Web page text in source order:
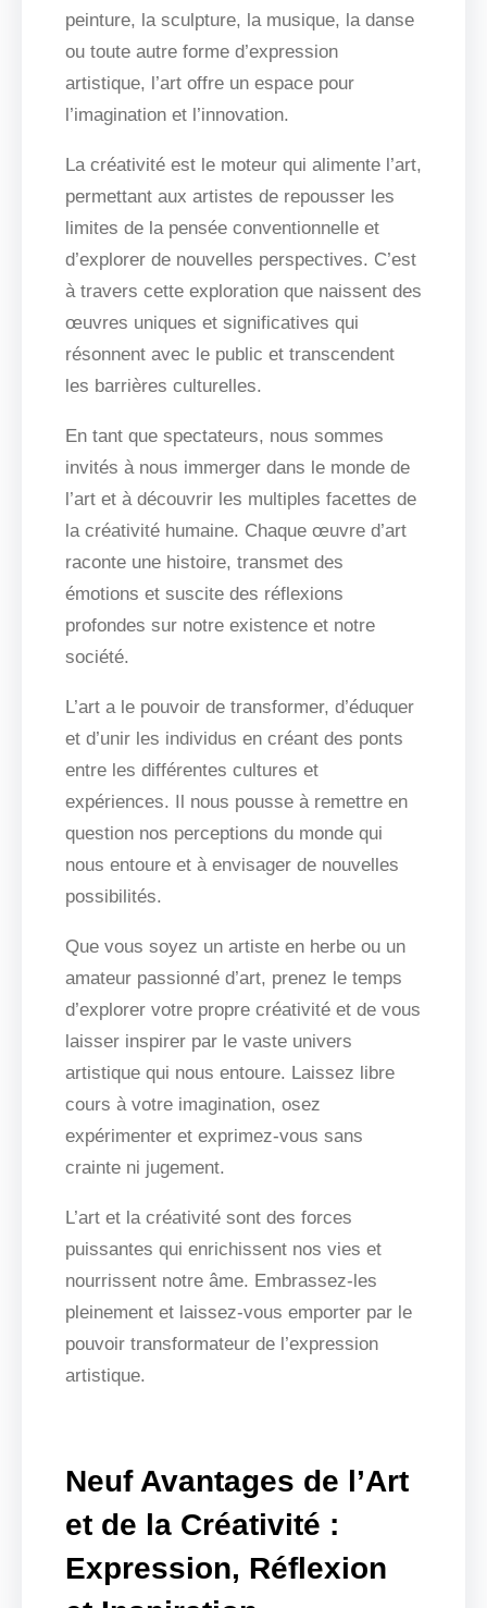
peinture, la sculpture, la musique, la danse
ou toute autre forme d’expression
artistique, l’art offre un espace pour
l’imagination et l’innovation.
La créativité est le moteur qui alimente l’art,
permettant aux artistes de repousser les
limites de la pensée conventionnelle et
d’explorer de nouvelles perspectives. C’est
à travers cette exploration que naissent des
œuvres uniques et significatives qui
résonnent avec le public et transcendent
les barrières culturelles.
En tant que spectateurs, nous sommes
invités à nous immerger dans le monde de
l’art et à découvrir les multiples facettes de
la créativité humaine. Chaque œuvre d’art
raconte une histoire, transmet des
émotions et suscite des réflexions
profondes sur notre existence et notre
société.
L’art a le pouvoir de transformer, d’éduquer
et d’unir les individus en créant des ponts
entre les différentes cultures et
expériences. Il nous pousse à remettre en
question nos perceptions du monde qui
nous entoure et à envisager de nouvelles
possibilités.
Que vous soyez un artiste en herbe ou un
amateur passionné d’art, prenez le temps
d’explorer votre propre créativité et de vous
laisser inspirer par le vaste univers
artistique qui nous entoure. Laissez libre
cours à votre imagination, osez
expérimenter et exprimez-vous sans
crainte ni jugement.
L’art et la créativité sont des forces
puissantes qui enrichissent nos vies et
nourrissent notre âme. Embrassez-les
pleinement et laissez-vous emporter par le
pouvoir transformateur de l’expression
artistique.
Neuf Avantages de l’Art
et de la Créativité :
Expression, Réflexion